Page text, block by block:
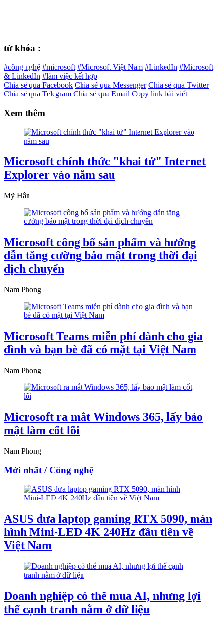
từ khóa :
#công nghệ #microsoft #Microsoft Việt Nam #LinkedIn #Microsoft
& LinkedIn #làm việc kết hợp
Chia sẻ qua Facebook Chia sẻ qua Messenger Chia sẻ qua Twitter
Chia sẻ qua Telegram Chia sẻ qua Email Copy link bài viết
Xem thêm
Microsoft chính thức "khai tử" Internet
Explorer vào năm sau
Mỹ Hân
Microsoft công bố sản phẩm và hướng
dẫn tăng cường bảo mật trong thời đại
dịch chuyển
Nam Phong
Microsoft Teams miễn phí dành cho gia
đình và bạn bè đã có mặt tại Việt Nam
Nam Phong
Microsoft ra mắt Windows 365, lấy bảo
mật làm cốt lõi
Nam Phong
Mới nhất / Công nghệ
ASUS đưa laptop gaming RTX 5090, màn
hình Mini-LED 4K 240Hz đầu tiên về
Việt Nam
Doanh nghiệp có thể mua AI, nhưng lợi
thế cạnh tranh nằm ở dữ liệu